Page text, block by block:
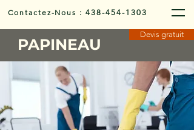
Contactez-Nous :438-454-1303
PAPINEAU
Devis gratuit